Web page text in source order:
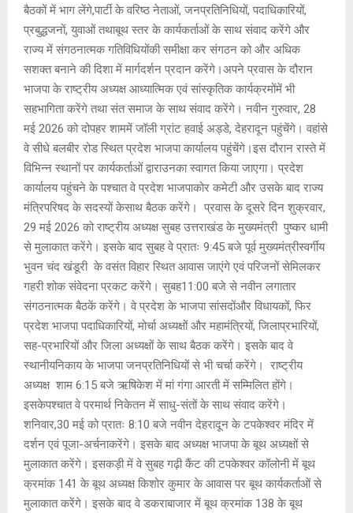
बैठकों में भाग लेंगे,पार्टी के वरिष्ठ नेताओं, जनप्रतिनिधियों, पदाधिकारियों,
प्रबुद्धजनों, युवाओं तथाबूथ स्तर के कार्यकर्ताओं के साथ संवाद करेंगे और
राज्य में संगठनात्मक गतिविधियोंकी समीक्षा कर संगठन को और अधिक
सशक्त बनाने की दिशा में मार्गदर्शन प्रदान करेंगे।अपने प्रवास के दौरान
भाजपा के राष्ट्रीय अध्यक्ष आध्यात्मिक एवं सांस्कृतिक कार्यक्रमोंमें भी
सहभागिता करेंगे तथा संत समाज के साथ संवाद करेंगे। नवीन गुरुवार, 28
मई 2026 को दोपहर शाममें जॉली ग्रांट हवाई अड्डे, देहरादून पहुंचेंगे। वहांसे
वे सीधे बलबीर रोड स्थित प्रदेश भाजपा कार्यालय पहुंचेंगे।इस दौरान रास्ते में
विभिन्न स्थानों पर कार्यकर्ताओं द्वाराउनका स्वागत किया जाएगा। प्रदेश
कार्यालय पहुंचने के पश्चात वे प्रदेश भाजपाकोर कमेटी और उसके बाद राज्य
मंत्रिपरिषद के सदस्यों केसाथ बैठक करेंगे। प्रवास के दूसरे दिन शुक्रवार,
29 मई 2026 को राष्ट्रीय अध्यक्ष सुबह उत्तराखंड के मुख्यमंत्री पुष्कर धामी
से मुलाकात करेंगे। इसके बाद सुबह वे प्रातः 9:45 बजे पूर्व मुख्यमंत्रीस्वर्गीय
भुवन चंद खंडूरी के वसंत विहार स्थित आवास जाएंगे एवं परिजनों सेमिलकर
गहरी शोक संवेदना प्रकट करेंगे। सुबह11:00 बजे से नवीन लगातार
संगठनात्मक बैठकें करेंगे। वे प्रदेश के भाजपा सांसदोंऔर विधायकों, फिर
प्रदेश भाजपा पदाधिकारियों, मोर्चा अध्यक्षों और महामंत्रियों, जिलाप्रभारियों,
सह-प्रभारियों और जिला अध्यक्षों के साथ बैठक करेंगे। इसके बाद वे
स्थानीयनिकाय के भाजपा जनप्रतिनिधियों से भी चर्चा करेंगे। राष्ट्रीय
अध्यक्ष शाम 6:15 बजे ऋषिकेश में मां गंगा आरती में सम्मिलित होंगे।
इसकेपश्चात वे परमार्थ निकेतन में साधु-संतों के साथ संवाद करेंगे।
शनिवार,30 मई को प्रातः 8:10 बजे नवीन देहरादून के टपकेश्वर मंदिर में
दर्शन एवं पूजा-अर्चनाकरेंगे। इसके बाद अध्यक्ष भाजपा के बूथ अध्यक्षों से
मुलाकात करेंगे। इसकड़ी में वे सुबह गढ़ी कैंट की टपकेश्वर कॉलोनी में बूथ
क्रमांक 141 के बूथ अध्यक्ष किशोर कुमार के आवास पर बूथ कार्यकर्ताओं से
मुलाकात करेंगे। इसके बाद वे डकराबाजार में बूथ क्रमांक 138 के बूथ